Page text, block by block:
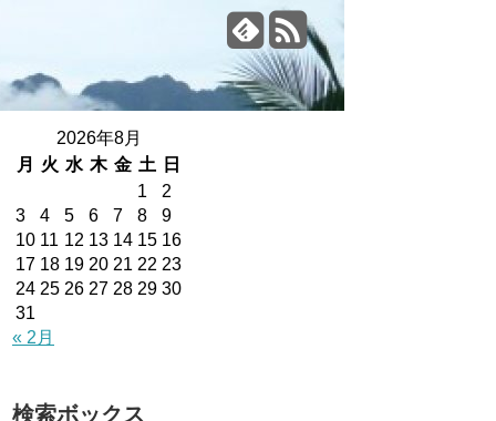
2026年8月
月
火 水 木 金 土
日
1
2
3
4 5 6 7 8
9
10 11 12 13 14 15 16
17 18 19 20 21 22 23
24 25 26 27 28 29 30
31
« 2月
検索ボックス